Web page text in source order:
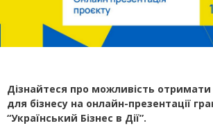
Дізнайтеся про можливість отримати
для бізнесу на онлайн-презентації
“Український Бізнес в Дії”.